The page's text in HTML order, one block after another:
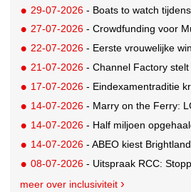
29-07-2026 - Boats to watch
27-07-2026 - Crowdfunding voor Muk (5) heeft
22-07-2026 - Eerste vrouwelijke winnaar ooit kroont
21-07-2026 - Channel Factory stelt lgbtq+-
17-07-2026 - Eindexamentraditie krijgt activistische
14-07-2026 - Marry on the Ferry: LGBTQ+-koppels krijgen de kans om hun
14-07-2026 - Half miljoen opgehaald voor ALS
14-07-2026 - ABEO kiest Brightlands voor circulair
08-07-2026 - Uitspraak RCC: Stoppen
meer over inclusiviteit